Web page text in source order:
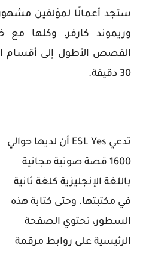
ستجد أعمالًا لمؤلفين
وريموند كارفر، وكلها مع
القصص الأطول إلى أقسام
30 دقيقة.
تدعي ESL Yes أن لديها حوالي
1600 قصة صوتية مجانية
باللغة الإنجليزية كلغة ثانية
في مكتبتها. وحتى كتابة هذه
السطور، تحتوي الصفحة
الرئيسية على روابط مرقمة